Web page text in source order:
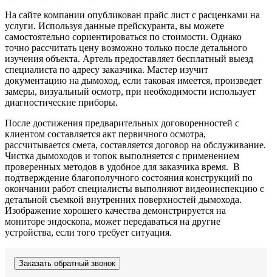
На сайте компании опубликован прайс лист с расценками на
услуги. Используя данные прейскуранта, вы можете
самостоятельно сориентироваться по стоимости. Однако
точно рассчитать цену возможно только после детального
изучения объекта. Артель предоставляет бесплатный выезд
специалиста по адресу заказчика. Мастер изучит
документацию на дымоход, если таковая имеется, произведет
замеры, визуальный осмотр, при необходимости использует
диагностические приборы.
После достижения предварительных договоренностей с
клиентом составляется акт первичного осмотра,
рассчитывается смета, составляется договор на обслуживание.
Чистка дымоходов и топок выполняется с применением
проверенных методов в удобное для заказчика время. В
подтверждение благополучного состояния конструкций по
окончании работ специалисты выполняют видеоинспекцию с
детальной съемкой внутренних поверхностей дымохода.
Изображение хорошего качества демонстрируется на
мониторе эндоскопа, может передаваться на другие
устройства, если того требует ситуация.
Заказать обратный звонок